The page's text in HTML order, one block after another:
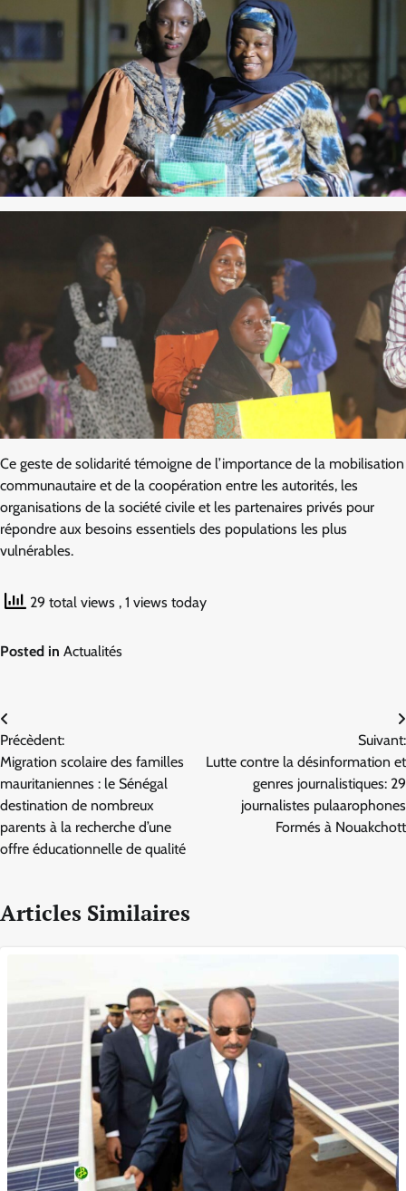
Ce geste de solidarité témoigne de l’importance de la mobilisation
communautaire et de la coopération entre les autorités, les
organisations de la société civile et les partenaires privés pour
répondre aux besoins essentiels des populations les plus
vulnérables.
29 total views , 1 views today
Posted in Actualités
Navigation
de
l’article
Précèdent:
Migration scolaire des familles
mauritaniennes : le Sénégal
destination de nombreux
parents à la recherche d’une
offre éducationnelle de qualité
Suivant:
Lutte contre la désinformation et
genres journalistiques: 29
journalistes pulaarophones
Formés à Nouakchott
Articles Similaires